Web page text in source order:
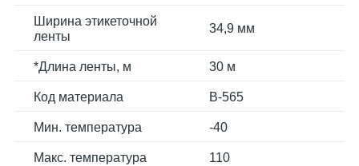
Ширина этикеточной
ленты
34,9 мм
*Длина ленты, м 30 м
Код материала B-565
Мин. температура -40
Макс. температура 110